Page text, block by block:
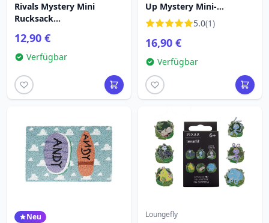
Rivals Mystery Mini
Rucksack
- Disney Pixar Loungefly
12,90 €
Verfügbar
Up Mystery Mini-
Rucksack-
Schlüsselanhänger -
Disney-Pixar Loungefly
5.0(1)
16,90 €
Verfügbar
Neu
Loungefly